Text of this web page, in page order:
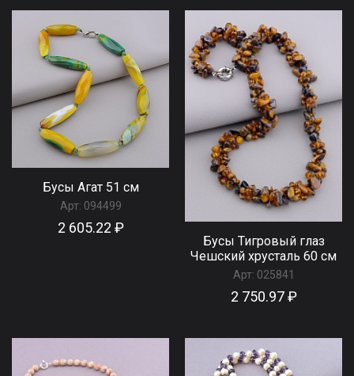
Бусы Агат 51 см
Арт: 094499
2 605.22 ₽
Бусы Тигровый глаз
Чешский хрусталь 60 см
Арт: 025841
2 750.97 ₽